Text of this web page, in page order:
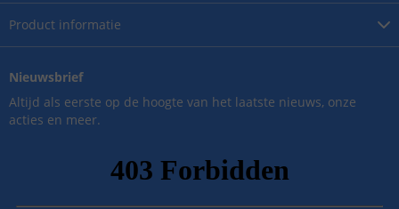
Product informatie
Nieuwsbrief
Altijd als eerste op de hoogte van het laatste nieuws, onze
acties en meer.